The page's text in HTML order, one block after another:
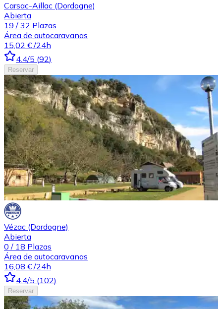
Carsac-Aillac (Dordogne)
Abierta
19 / 32 Plazas
Área de autocaravanas
15,02 € /24h
4.4/5 (92)
Reservar
Vézac (Dordogne)
Abierta
0 / 18 Plazas
Área de autocaravanas
16,08 € /24h
4.4/5 (102)
Reservar